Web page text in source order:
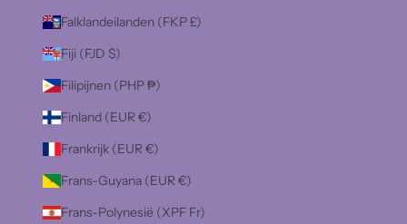
Falklandeilanden (FKP £)
Fiji (FJD $)
Filipijnen (PHP ₱)
Finland (EUR €)
Frankrijk (EUR €)
Frans-Guyana (EUR €)
Frans-Polynesië (XPF Fr)